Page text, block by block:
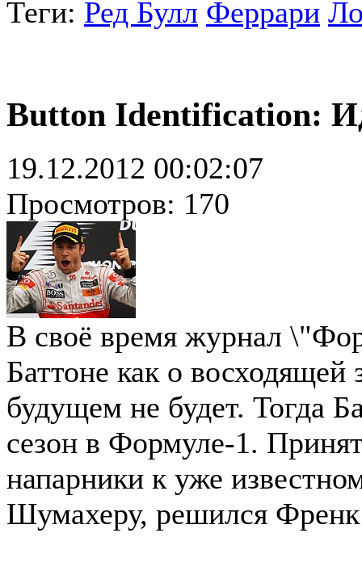
Теги: Ред Булл Феррари
Button Identification:
19.12.2012 00:02:07
Просмотров: 170
В своё время журнал
Баттоне как о восходящей
будущем не будет. Тогда
сезон в Формуле-1.
напарники к уже
Шумахеру, решился